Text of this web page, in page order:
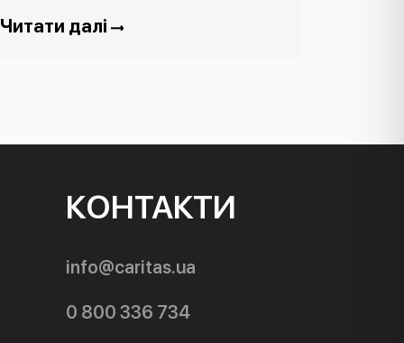
Читати далі
КОНТАКТИ
info@caritas.ua
0 800 336 734